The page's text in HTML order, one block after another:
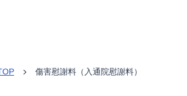
傷害慰謝料（入通院慰謝料）